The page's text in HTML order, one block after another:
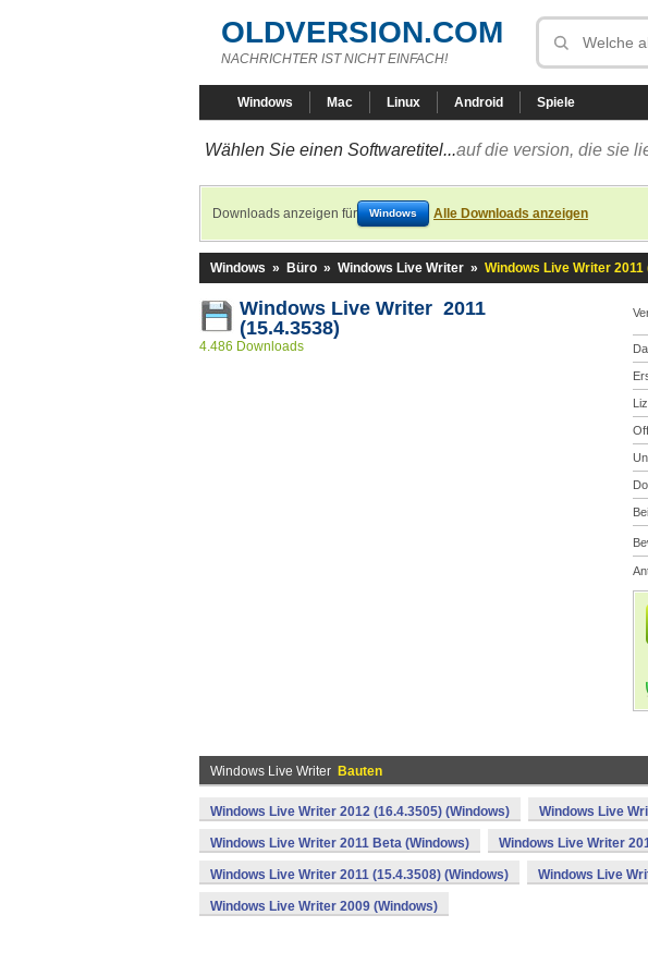
OLDVERSION.COM
NACHRICHTER IST NICHT EINFACH!
Windows Mac Linux Android Spiele
Wählen Sie einen Softwaretitel...auf die version, die sie
Downloads anzeigen für Windows Alle Downloads anzeigen
Windows » Büro » Windows Live Writer » Windows Live Writer 2011
Windows Live Writer 2011
(15.4.3538)
4.486 Downloads
Windows Live Writer Bauten
Windows Live Writer 2012 (16.4.3505) (Windows) Windows Live
Windows Live Writer 2011 Beta (Windows) Windows Live Writer
Windows Live Writer 2011 (15.4.3508) (Windows) Windows Live
Windows Live Writer 2009 (Windows)